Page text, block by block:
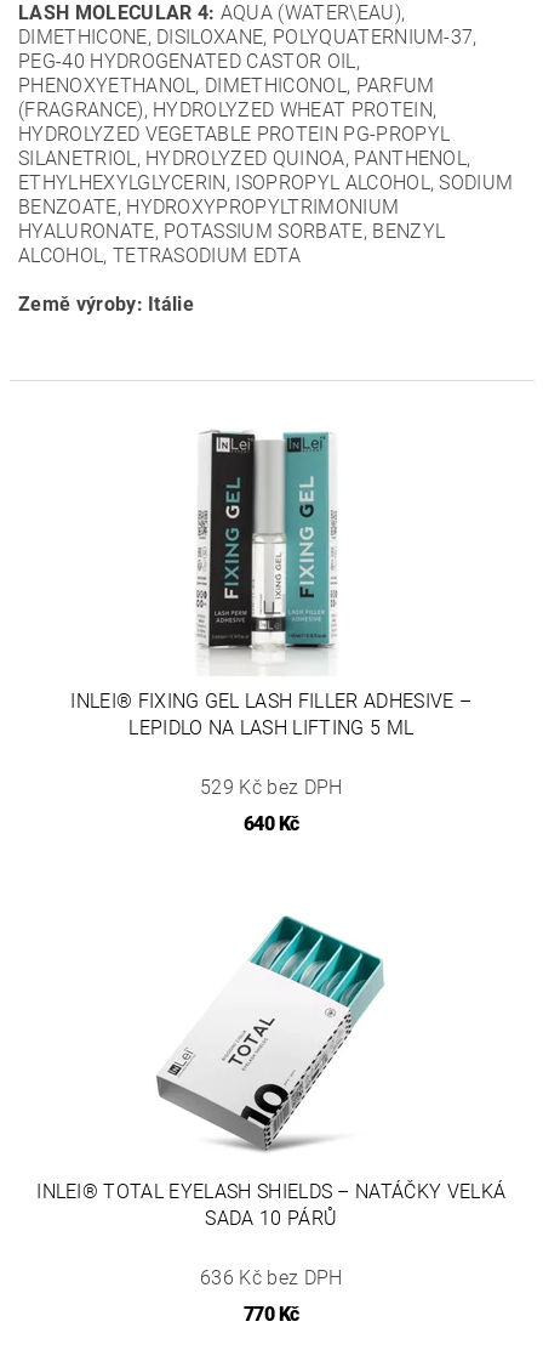
LASH MOLECULAR 4: AQUA (WATER\EAU),
DIMETHICONE, DISILOXANE, POLYQUATERNIUM-37,
PEG-40 HYDROGENATED CASTOR OIL,
PHENOXYETHANOL, DIMETHICONOL, PARFUM
(FRAGRANCE), HYDROLYZED WHEAT PROTEIN,
HYDROLYZED VEGETABLE PROTEIN PG-PROPYL
SILANETRIOL, HYDROLYZED QUINOA, PANTHENOL,
ETHYLHEXYLGLYCERIN, ISOPROPYL ALCOHOL, SODIUM
BENZOATE, HYDROXYPROPYLTRIMONIUM
HYALURONATE, POTASSIUM SORBATE, BENZYL
ALCOHOL, TETRASODIUM EDTA
Země výroby: Itálie
INLEI® FIXING GEL LASH FILLER ADHESIVE –
LEPIDLO NA LASH LIFTING 5 ML
529 Kč bez DPH
640 Kč
INLEI® TOTAL EYELASH SHIELDS – NATÁČKY VELKÁ
SADA 10 PÁRŮ
636 Kč bez DPH
770 Kč